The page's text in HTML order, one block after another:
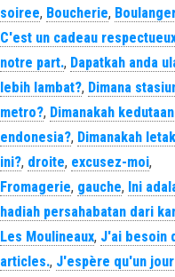
soiree, Boucherie,
C'est un cadeau
notre part., Dapatkah anda
lebih lambat?, Dimana
metro?, Dimanakah
endonesia?, Dimanakah
ini?, droite, excusez-moi,
Fromagerie, gauche, Ini
hadiah persahabatan dari
Les Moulineaux, J'ai besoin
articles., J'espère qu'un